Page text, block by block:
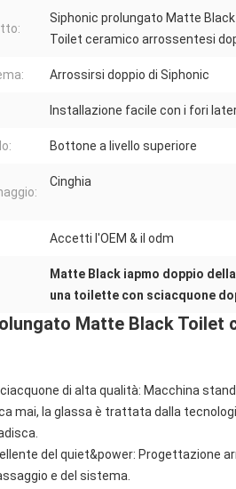
Siphonic prolungato Matte Black
Toilet ceramico arrossentesi
Arrossirsi doppio di Siphonic
Installazione facile con i fori
Bottone a livello superiore
Cinghia
Accetti l'OEM & il odm
Matte Black iapmo doppio
una toilette con sciacquone
Matte Black Toilet
di alta qualità: Macchina
mai, la glassa è trattata dalla
del quiet&power: Progettazione
e del sistema.